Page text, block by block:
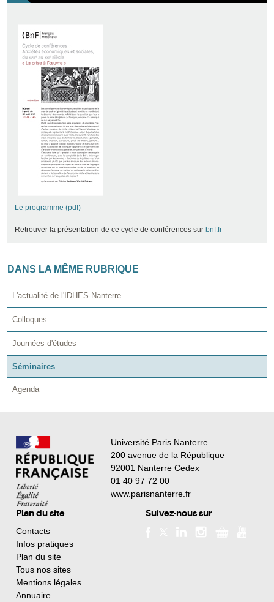
Le programme (pdf)
Retrouver la présentation de ce cycle de conférences sur bnf.fr
DANS LA MÊME RUBRIQUE
L'actualité de l'IDHES-Nanterre
Colloques
Journées d'études
Séminaires
Agenda
Université Paris Nanterre
200 avenue de la République
92001 Nanterre Cedex
01 40 97 72 00
www.parisnanterre.fr
Plan du site
Contacts
Infos pratiques
Plan du site
Tous nos sites
Mentions légales
Annuaire
Suivez-nous sur